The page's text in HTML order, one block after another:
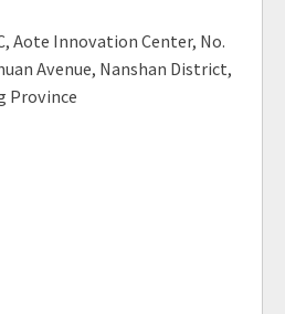
Aote Innovation Center, No.
Avenue, Nanshan District,
Province